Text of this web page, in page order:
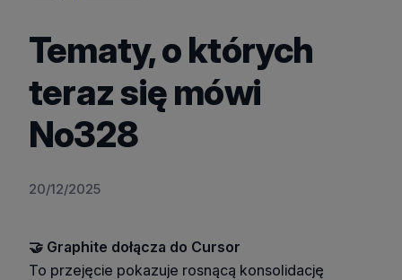
Tematy, o których
teraz się mówi
No328
20/12/2025
🤝 Graphite dołącza do Cursor
To przejęcie pokazuje rosnącą konsolidację